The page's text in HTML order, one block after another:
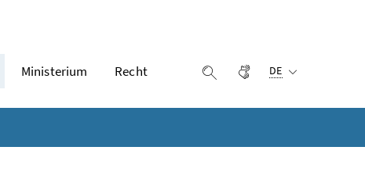
Ministerium Recht Suche einblenden
Gebärdensprache
DE